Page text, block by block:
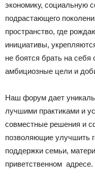
экономику, социальную
подрастающего
пространство, где
инициативы,
не боятся брать на себя
амбициозные цели и
Наш форум дает
лучшими практиками и
совместные решения и
позволяющие улучшить
поддержки семьи,
приветственном адресе.